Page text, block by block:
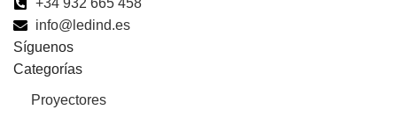
+34 932 665 458‬
info@ledind.es
Síguenos
Categorías
Proyectores